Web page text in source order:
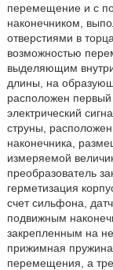
перемещение и с
наконечником,
отверстиями в
возможностью
выделяющим
длины, на
расположен
электрический
струны,
наконечника,
измеряемой
преобразователь
герметизация
счет сильфона,
подвижным
закрепленным на
прижимная пружина
перемещения, а